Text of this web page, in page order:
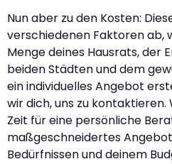
Nun aber zu den Kosten:
verschiedenen Faktoren ab,
Menge deines Hausrats, der
beiden Städten und dem
ein individuelles Angebot
wir dich, uns zu
Zeit für eine persönliche
maßgeschneidertes
Bedürfnissen und deinem